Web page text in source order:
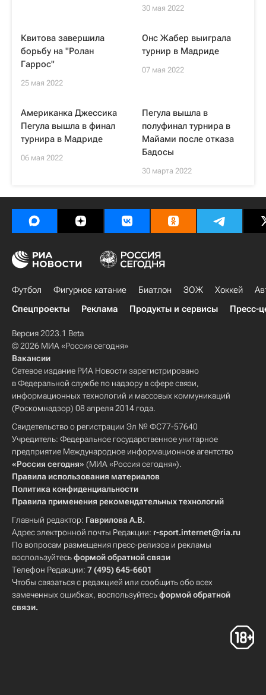
30 мая 2022
Квитова завершила
борьбу на "Ролан
Гаррос"
25 мая 2022
Онс Жабер выиграла
турнир в Мадриде
07 мая 2022
Американка Джессика
Пегула вышла в финал
турнира в Мадриде
06 мая 2022
Пегула вышла в
полуфинал турнира в
Майами после отказа
Бадосы
30 марта 2022
Футбол Фигурное катание Биатлон ЗОЖ Хоккей
Спецпроекты
Реклама Продукты и сервисы Пресс-
Версия 2023.1 Beta
© 2026 МИА «Россия сегодня»
Вакансии
Сетевое издание РИА Новости зарегистрировано
в Федеральной службе по надзору в сфере связи,
информационных технологий и массовых коммуникаций
(Роскомнадзор) 08 апреля 2014 года.
Свидетельство о регистрации Эл № ФС77-57640
Учредитель: Федеральное государственное унитарное
предприятие Международное информационное агентство
«Россия сегодня» (МИА «Россия сегодня»).
Правила использования материалов
Политика конфиденциальности
Правила применения рекомендательных технологий
Главный редактор: Гаврилова А.В.
Адрес электронной почты Редакции: r-sport.internet@ria.ru
По вопросам размещения пресс-релизов и рекламы
воспользуйтесьформой обратной связи
Телефон Редакции: 7 (495) 645-6601
Чтобы связаться с редакцией или сообщить обо всех
замеченных ошибках, воспользуйтесьформой обратной
связи.